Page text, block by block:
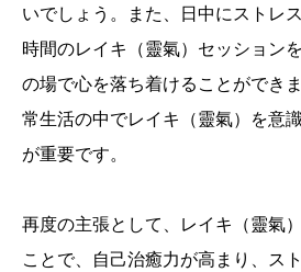
いでしょう。また、日中にストレ
時間のレイキ（靈氣）セッション
の場で心を落ち着けることができ
常生活の中でレイキ（靈氣）を意
が重要です。
再度の主張として、レイキ（靈氣
ことで、自己治癒力が高まり、ス